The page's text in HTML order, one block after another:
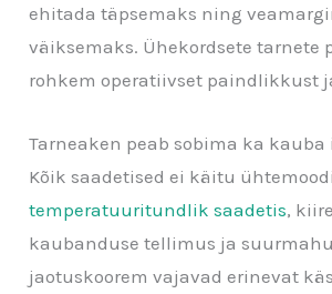
ehitada täpsemaks ning
väiksemaks. Ühekordsete tarnete
rohkem operatiivset paindlikkust
Tarneaken peab sobima ka kauba
Kõik saadetised ei käitu
temperatuuritundlik saadetis,
kaubanduse tellimus ja
jaotuskoorem vajavad erinevat